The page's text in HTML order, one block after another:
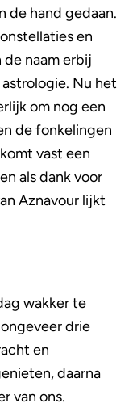
de hand gedaan.
en
naam erbij
astrologie. Nu het
om nog een
de fonkelingen
vast een
als dank voor
Aznavour lijkt
wakker te
drie
en
daarna
van ons.